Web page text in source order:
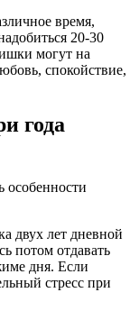
время,
20-30
могут на
спокойствие,
года
особенности
двух лет дневной
потом отдавать
дня. Если
стресс при